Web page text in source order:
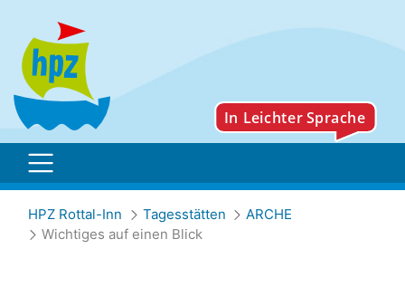
Wichtiges auf einen Blick
HPZ Rottal-Inn Tagesstätten
ARCHE
Wichtiges auf einen Blick